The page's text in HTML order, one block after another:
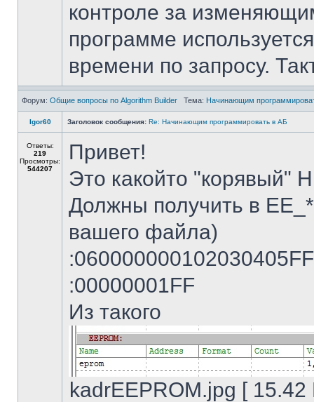
контроле за
программе
времени по запросу.
Форум: Общие вопросы по Algorithm Builder Тема: Начинающим
Igor60 Заголовок сообщения: Re: Начинающим программировать в АБ
Ответы:
219
Просмотры:
544207
Привет!
Это какойто "корявый"
Должны получить в
вашего файла)
:00000001FF
Из такого
kadrEEPROM.jpg [